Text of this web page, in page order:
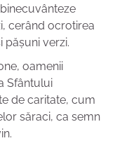
cerând ocrotirea
verzi.
oamenii
Sfântului
de caritate, cum
săraci, ca semn